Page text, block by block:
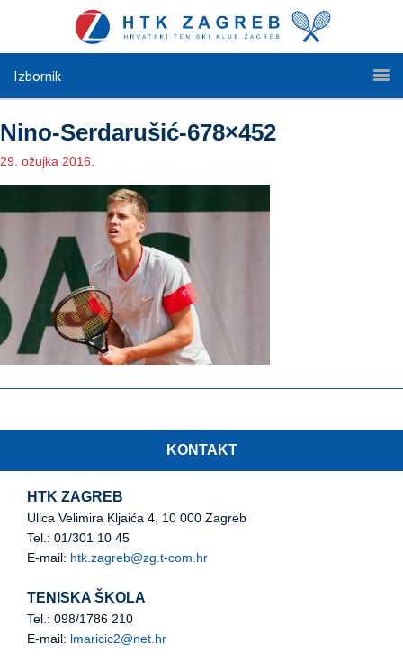
Izbornik
Nino-Serdarušić-678×452
29. ožujka 2016.
KONTAKT
HTK ZAGREB
Ulica Velimira Kljaića 4, 10 000 Zagreb
Tel.: 01/301 10 45
E-mail: htk.zagreb@zg.t-com.hr
TENISKA ŠKOLA
Tel.: 098/1786 210
E-mail: lmaricic2@net.hr